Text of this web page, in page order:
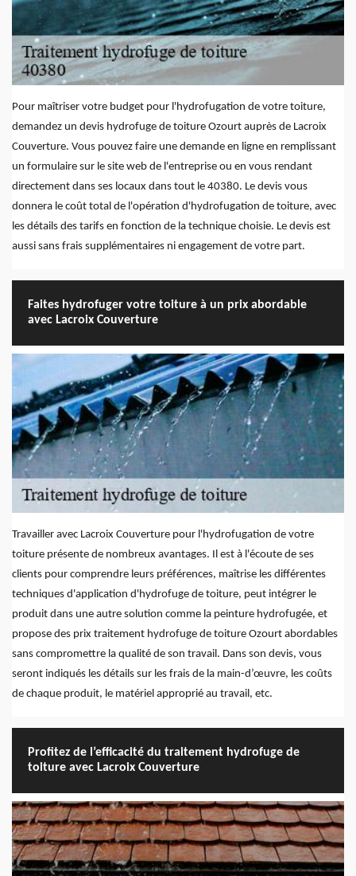
Pour maîtriser votre budget pour l'hydrofugation de votre toiture,
demandez un devis hydrofuge de toiture Ozourt auprès de Lacroix
Couverture. Vous pouvez faire une demande en ligne en remplissant
un formulaire sur le site web de l'entreprise ou en vous rendant
directement dans ses locaux dans tout le 40380. Le devis vous
donnera le coût total de l'opération d'hydrofugation de toiture, avec
les détails des tarifs en fonction de la technique choisie. Le devis est
aussi sans frais supplémentaires ni engagement de votre part.
Faites hydrofuger votre toiture à un prix abordable
avec Lacroix Couverture
Travailler avec Lacroix Couverture pour l'hydrofugation de votre
toiture présente de nombreux avantages. Il est à l'écoute de ses
clients pour comprendre leurs préférences, maîtrise les différentes
techniques d'application d'hydrofuge de toiture, peut intégrer le
produit dans une autre solution comme la peinture hydrofugée, et
propose des prix traitement hydrofuge de toiture Ozourt abordables
sans compromettre la qualité de son travail. Dans son devis, vous
seront indiqués les détails sur les frais de la main-d’œuvre, les coûts
de chaque produit, le matériel approprié au travail, etc.
Profitez de l’efficacité du traitement hydrofuge de
toiture avec Lacroix Couverture